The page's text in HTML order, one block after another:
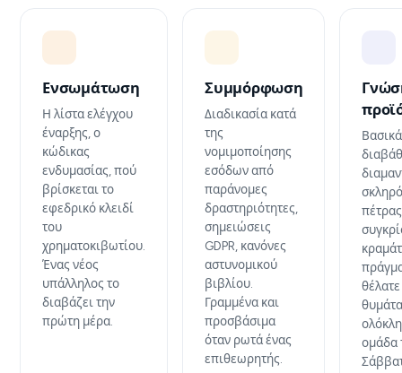
Ενσωμάτωση
Η λίστα ελέγχου
έναρξης, ο
κώδικας
ενδυμασίας, πού
βρίσκεται το
εφεδρικό κλειδί
του
χρηματοκιβωτίου.
Ένας νέος
υπάλληλος το
διαβάζει την
πρώτη μέρα.
Συμμόρφωση
Διαδικασία κατά
της
νομιμοποίησης
εσόδων από
παράνομες
δραστηριότητες,
σημειώσεις
GDPR, κανόνες
αστυνομικού
βιβλίου.
Γραμμένα και
προσβάσιμα
όταν ρωτά ένας
επιθεωρητής.
ομάδα